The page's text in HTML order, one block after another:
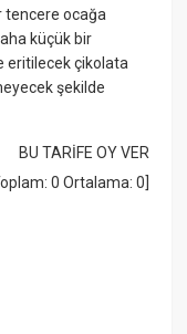
tencere ocağa
küçük bir
eritilecek çikolata
şekilde
BU TARİFE OY VER
0 Ortalama: 0